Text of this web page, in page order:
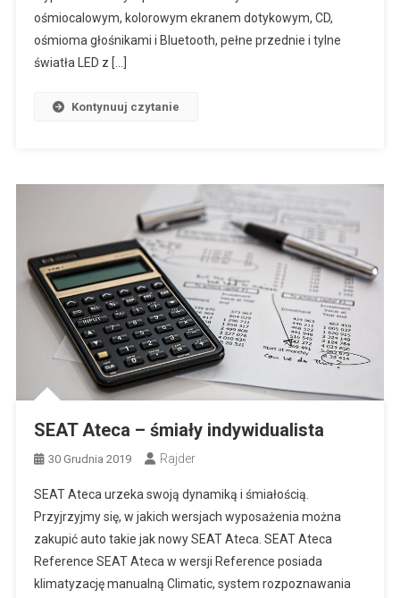
ośmiocalowym, kolorowym ekranem dotykowym, CD,
ośmioma głośnikami i Bluetooth, pełne przednie i tylne
światła LED z […]
Kontynuuj czytanie
SEAT Ateca – śmiały indywidualista
30 Grudnia 2019 Rajder
SEAT Ateca urzeka swoją dynamiką i śmiałością.
Przyjrzyjmy się, w jakich wersjach wyposażenia można
zakupić auto takie jak nowy SEAT Ateca. SEAT Ateca
Reference SEAT Ateca w wersji Reference posiada
klimatyzację manualną Climatic, system rozpoznawania